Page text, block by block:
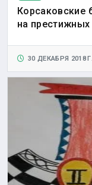
Корсаковские
на
30 ДЕКАБРЯ 2018 Г.